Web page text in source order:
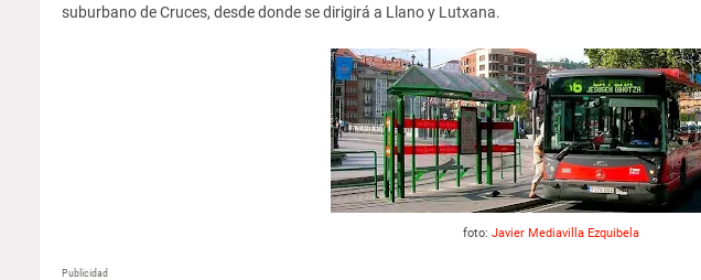
suburbano de Cruces, desde donde se dirigirá a Llano y Lutxana.
foto: Javier Mediavilla Ezquibela
Publicidad